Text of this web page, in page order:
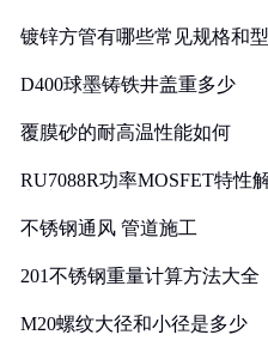
镀锌方管有哪些常见规格和
D400球墨铸铁井盖重多少
覆膜砂的耐高温性能如何
RU7088R功率MOSFET特性
不锈钢通风 管道施工
201不锈钢重量计算方法大全
M20螺纹大径和小径是多少